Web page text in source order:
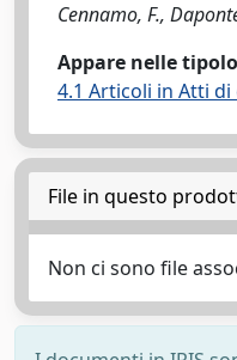
Cennamo, F.,
Appare nelle
4.1 Articoli in Atti di
File in questo
Non ci sono file